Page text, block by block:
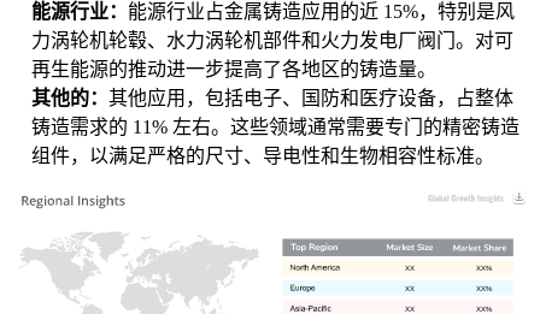
能源行业： 能源行业占金属铸造应用的近 15%，特别是风
力涡轮机轮毂、水力涡轮机部件和火力发电厂阀门。对可
再生能源的推动进一步提高了各地区的铸造量。
其他的： 其他应用，包括电子、国防和医疗设备，占整体
铸造需求的 11% 左右。这些领域通常需要专门的精密铸造
组件，以满足严格的尺寸、导电性和生物相容性标准。
XX%
XX
XX%
XX
XX%
XX